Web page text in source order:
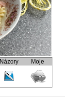
Názory Moje